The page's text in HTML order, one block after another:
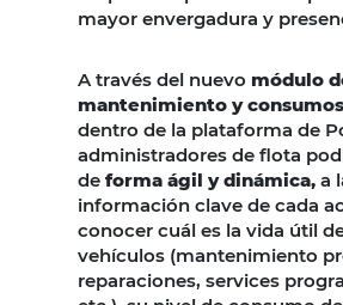
mayor envergadura y
A través del nuevo módulo
mantenimiento y consumos
dentro de la plataforma de
administradores de flota
de forma ágil y dinámica, a
información clave de cada
conocer cuál es la vida útil
vehículos (mantenimiento
reparaciones, services